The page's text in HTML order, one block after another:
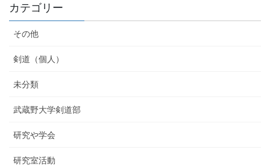
カテゴリー
その他
剣道（個人）
未分類
武蔵野大学剣道部
研究や学会
研究室活動